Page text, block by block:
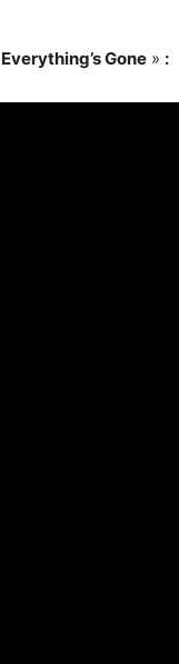
Everything’s Gone » :